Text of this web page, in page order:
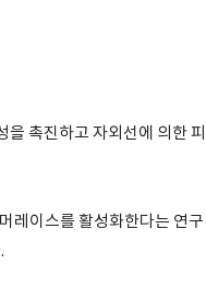
촉진하고 자외선에 의한 피
레이스를 활성화한다는 연구